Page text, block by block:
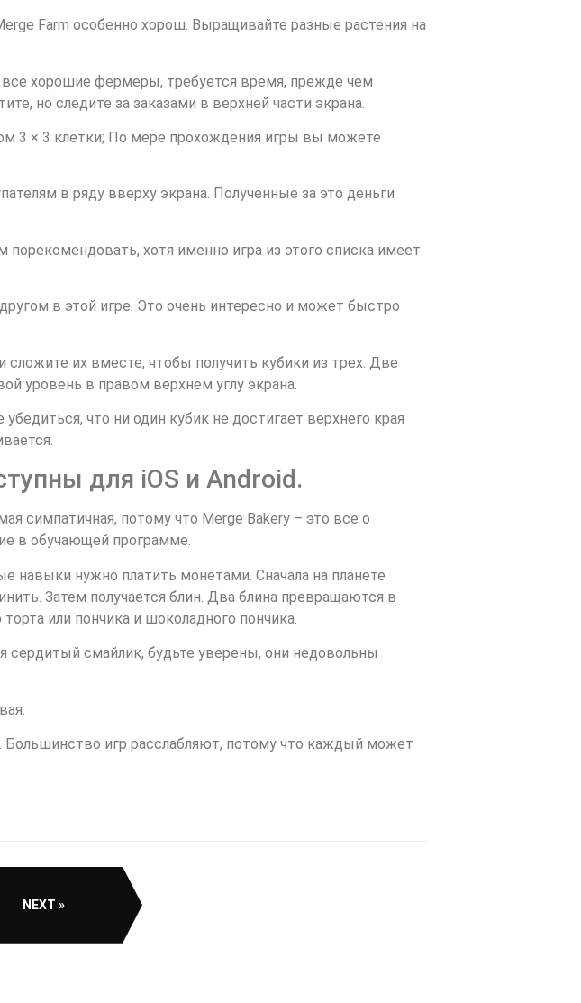
Farm особенно хорош. Выращивайте разные растения на
хорошие фермеры, требуется время, прежде чем
но следите за заказами в верхней части экрана.
3 × 3 клетки; По мере прохождения игры вы можете
в ряду вверху экрана. Полученные за это деньги
хотя именно игра из этого списка имеет
в этой игре. Это очень интересно и может быстро
их вместе, чтобы получить кубики из трех. Две
уровень в правом верхнем углу экрана.
что ни один кубик не достигает верхнего края
для iOS и Android.
симпатичная, потому что Merge Bakery – это все о
в обучающей программе.
навыки нужно платить монетами. Сначала на планете
Затем получается блин. Два блина превращаются в
или пончика и шоколадного пончика.
сердитый смайлик, будьте уверены, они недовольны
игр расслабляют, потому что каждый может
NEXT